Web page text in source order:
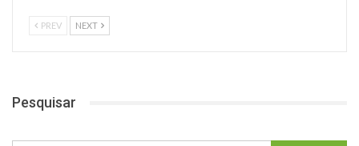
PREV NEXT
Pesquisar